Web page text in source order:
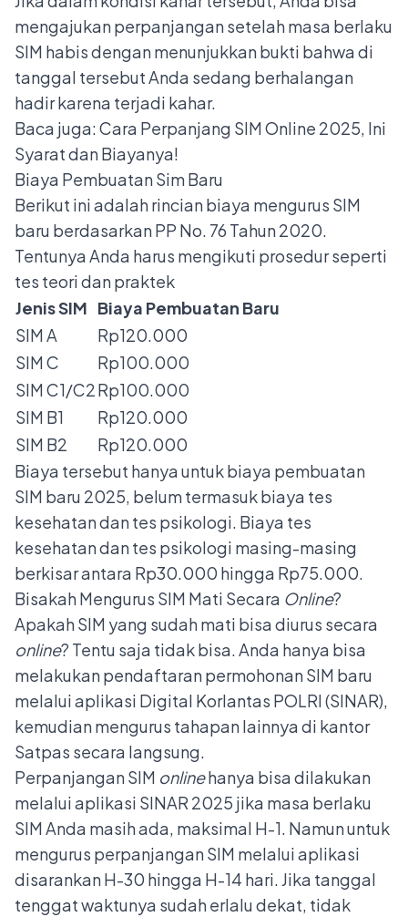
mengajukan perpanjangan setelah masa berlaku
SIM habis dengan menunjukkan bukti bahwa di
tanggal tersebut Anda sedang berhalangan
hadir karena terjadi kahar.
Baca juga:Cara Perpanjang SIM Online 2025, Ini
Syarat dan Biayanya!
Biaya Pembuatan Sim Baru
Berikut ini adalah rincian biaya mengurus SIM
baru berdasarkan PP No. 76 Tahun 2020.
Tentunya Anda harus mengikuti prosedur seperti
tes teoridan praktek
Jenis SIM Biaya Pembuatan Baru
SIM A
Rp120.000
SIM C
Rp100.000
SIM C1/C2Rp100.000
SIM B1
Rp120.000
SIM B2
Rp120.000
Biaya tersebut hanya untuk biaya pembuatan
SIM baru 2025, belum termasuk biaya tes
kesehatan dan tes psikologi. Biaya tes
kesehatan dan tes psikologi masing-masing
berkisar antara Rp30.000 hingga Rp75.000.
Bisakah Mengurus SIM Mati Secara Online?
Apakah SIM yang sudah mati bisa diurus secara
online? Tentu saja tidak bisa. Anda hanya bisa
melakukan pendaftaran permohonan SIM baru
melalui aplikasi Digital Korlantas POLRI (SINAR),
kemudian mengurus tahapan lainnya di kantor
Satpas secara langsung.
Perpanjangan SIM onlinehanya bisa dilakukan
melalui aplikasi SINAR 2025 jika masa berlaku
SIM Anda masih ada, maksimal H-1. Namun untuk
mengurus perpanjangan SIM melalui aplikasi
disarankan H-30 hingga H-14 hari. Jika tanggal
tenggat waktunya sudah erlalu dekat, tidak